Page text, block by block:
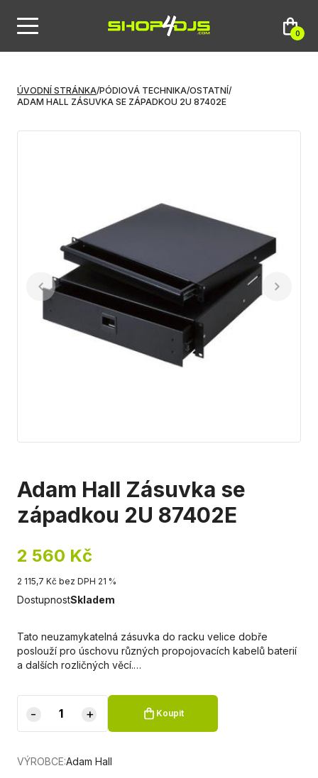
0
ÚVODNÍ STRÁNKA/PÓDIOVÁ TECHNIKA/OSTATNÍ/
ADAM HALL ZÁSUVKA SE ZÁPADKOU 2U 87402E
Adam Hall Zásuvka se
západkou 2U 87402E
2 560 Kč
2 115,7 Kč bez DPH 21 %
DostupnostSkladem
Tato neuzamykatelná zásuvka do racku velice dobře
poslouží pro úschovu různých propojovacích kabelů baterií
a dalších rozličných věcí.…
- + Koupit
VÝROBCE:Adam Hall